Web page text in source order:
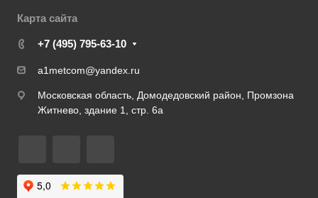
Карта сайта
+7 (495) 795-63-10
a1metcom@yandex.ru
Московская область, Домодедовский район, Промзона
Житнево, здание 1, стр. 6а